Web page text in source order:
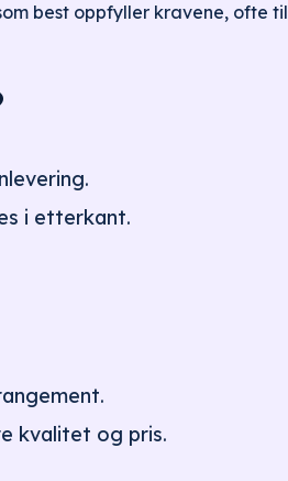
best oppfyller kravene, ofte til
i etterkant.
kvalitet og pris.